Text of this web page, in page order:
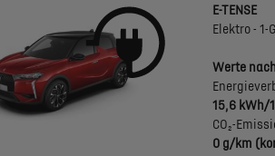
E-TENSE
Elektro - 1-
Werte
15,6 kWh/
CO₂-
0 g/km